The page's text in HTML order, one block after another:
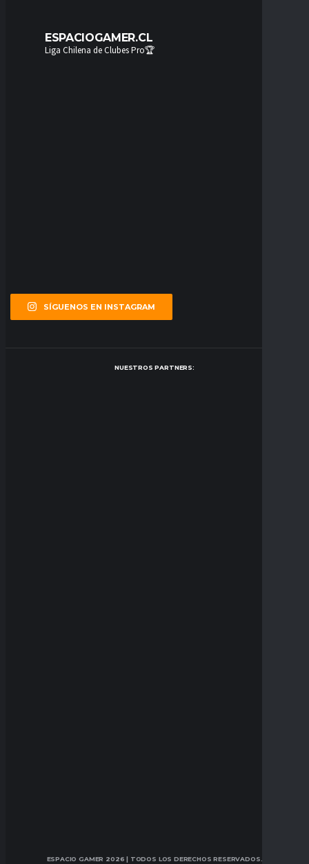
ESPACIOGAMER.CL
Liga Chilena de Clubes Pro🏆
SÍGUENOS EN INSTAGRAM
NUESTROS PARTNERS:
ESPACIO GAMER 2026 | TODOS LOS DERECHOS RESERVADOS.